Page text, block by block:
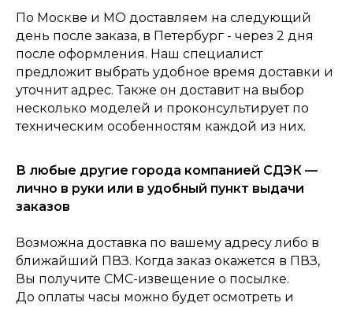
Главная Каталог
Консультация Корзина
По Москве и МО доставляем на следующий
день после заказа, в Петербург - через 2 дня
после оформления. Наш специалист
предложит выбрать удобное время доставки и
уточнит адрес. Также он доставит на выбор
несколько моделей и проконсультирует по
техническим особенностям каждой из них.
В любые другие города компанией СДЭК —
лично в руки или в удобный пункт выдачи
заказов
Возможна доставка по вашему адресу либо в
ближайший ПВЗ. Когда заказ окажется в ПВЗ,
Вы получите СМС-извещение о посылке.
До оплаты часы можно будет осмотреть и